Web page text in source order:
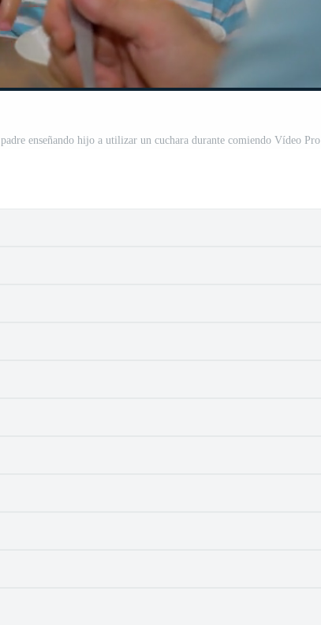
padre enseñando hijo a utilizar un cuchara durante comiendo Vídeo Pro